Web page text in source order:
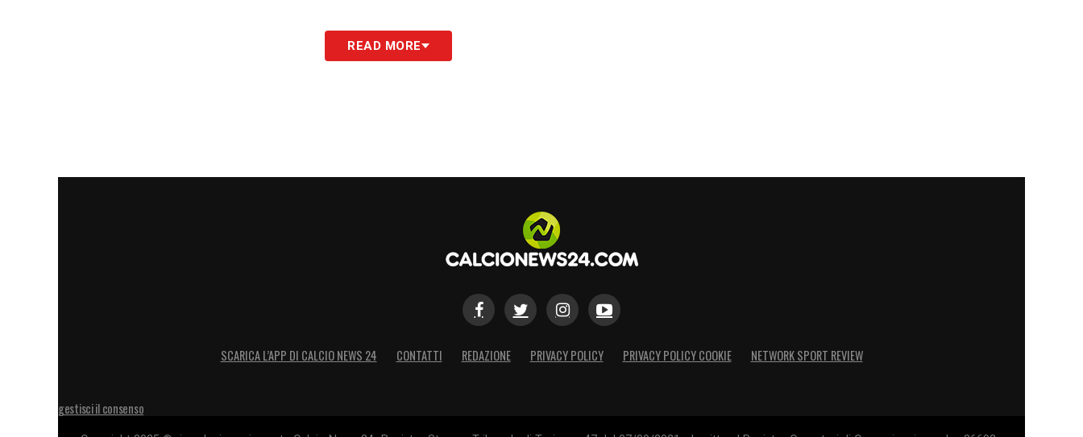
READ MORE
SCARICA L’APP DI CALCIO NEWS 24 CONTATTI REDAZIONE PRIVACY POLICY PRIVACY POLICY COOKIE NETWORK SPORT REVIEW
gestisci il consenso